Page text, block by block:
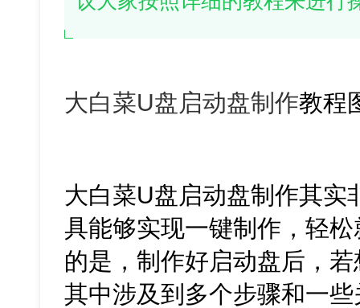
大白菜U盘启动盘制作教程
大白菜U盘启动盘制作其实
具能够实现一键制作，轻
的是，制作好启动盘后，
其中涉及到多个步骤和一